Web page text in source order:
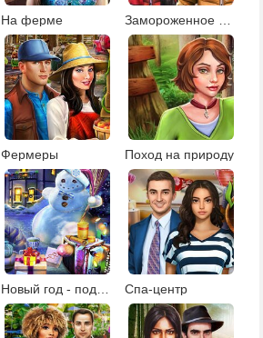
На ферме
Фермеры Поход на природу
Спа-центр